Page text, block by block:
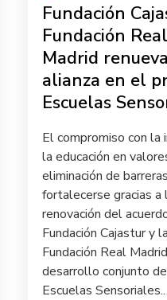
Fundación
Fundación Real
Madrid
alianza en el
Escuelas
El compromiso con la
la educación en
eliminación de
fortalecerse gracias a
renovación del
Fundación Cajastur y la
Fundación Real
desarrollo conjunto
Escuelas